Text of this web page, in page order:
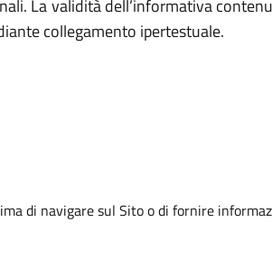
La validità dell’informativa
collegamento ipertestuale.
di navigare sul Sito o di fornire